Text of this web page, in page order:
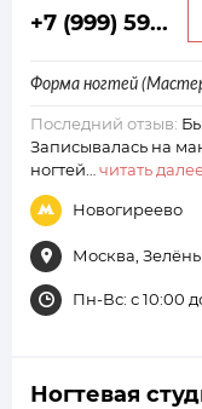
+7 (999) 59...
Форма ногтей
Последний отзыв:
Записывалась на
ногтей…читать
Новогиреево
Москва,
Пн-Вс: с 10:00
Ногтевая